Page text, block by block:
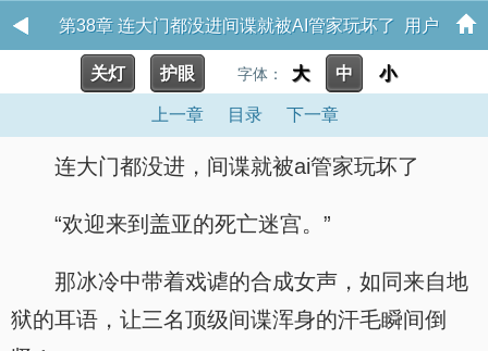
第38章 连大门都没进间谍就被AI管家玩坏了 用户
15056959
关灯 护眼 字体： 大 中 小
上一章 目录 下一章
连大门都没进，间谍就被ai管家玩坏了
“欢迎来到盖亚的死亡迷宫。”
那冰冷中带着戏谑的合成女声，如同来自地
狱的耳语，让三名顶级间谍浑身的汗毛瞬间倒